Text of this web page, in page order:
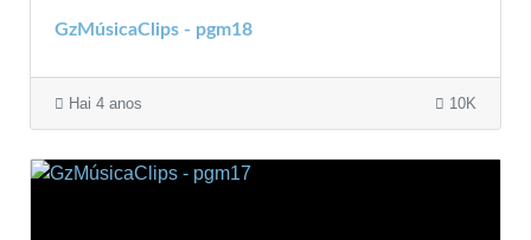
GzMúsicaClips - pgm18
Hai 4 anos 10K